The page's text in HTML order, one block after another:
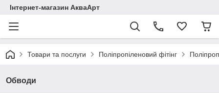
Інтернет-магазин АкваАрт
Товари та послуги Поліпропіленовий фітінг
Обводи